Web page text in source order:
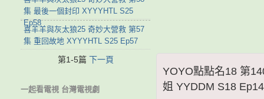
YOYO點點名18 第
姐 YYDDM S18
集 最後一個封印 XYYYHTL S25
Ep58
喜羊羊與灰太狼25 奇妙大營救 第57
集 重回故地 XYYYHTL S25 Ep57
第1-5篇 下一頁
一起看電視 台灣電視劇